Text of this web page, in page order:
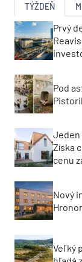
TÝŽDEŇ
Prvý
Pod
Jeden
Získa
cenu
Nový
Veľký